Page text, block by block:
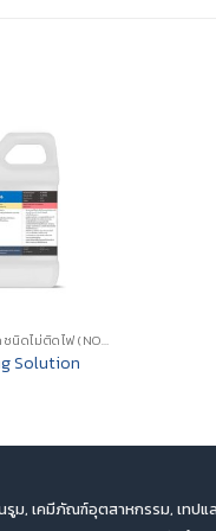
น้ำยาทำความสะอาดชนิดไม่ติดไฟ (NON-FLAMMABLE CLEANING SOLVENTS)
Solution
ม, เคมีภัณฑ์อุตสาหกรรม, เทปแ